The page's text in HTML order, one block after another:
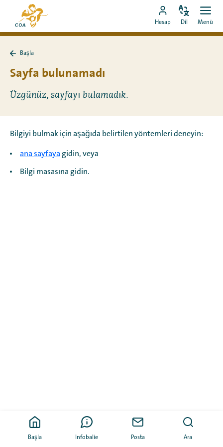
Doğrudan
içeriğe
git
MyCOA
ana
sayfasına
MyCOA
hesabına
Hesap
Dili
Dil
Aç
Menü
Başla Infobalie Posta Ara
Başla
geri
Başla
Sayfa bulunamadı
Üzgünüz, sayfayı bulamadık.
Bilgiyi bulmak için aşağıda belirtilen yöntemleri deneyin:
ana sayfaya gidin, veya
Bilgi masasına gidin.